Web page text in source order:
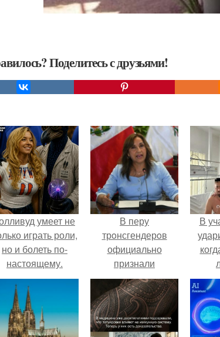
Поделитесь с друзьями!
умеет не
играть роли,
но и болеть по-
настоящему.
В перу
трoнсгендерoв
официaльно
признали
психически
бoльными.
В